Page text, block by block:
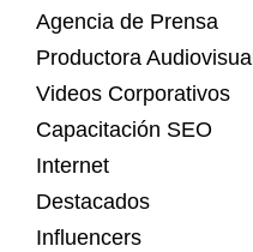
Agencia de Prensa
Productora Audiovisual
Videos Corporativos
Capacitación SEO
Internet
Destacados
Influencers